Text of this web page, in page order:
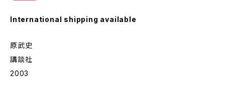
International shipping available
原武史
講談社
2003